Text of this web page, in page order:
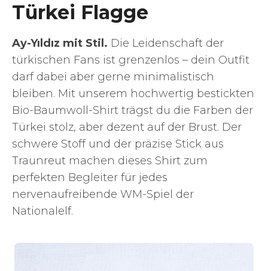
Türkei Flagge
Ay-Yıldız mit Stil. Die Leidenschaft der
türkischen Fans ist grenzenlos – dein Outfit
darf dabei aber gerne minimalistisch
bleiben. Mit unserem hochwertig bestickten
Bio-Baumwoll-Shirt trägst du die Farben der
Türkei stolz, aber dezent auf der Brust. Der
schwere Stoff und der präzise Stick aus
Traunreut machen dieses Shirt zum
perfekten Begleiter für jedes
nervenaufreibende WM-Spiel der
Nationalelf.